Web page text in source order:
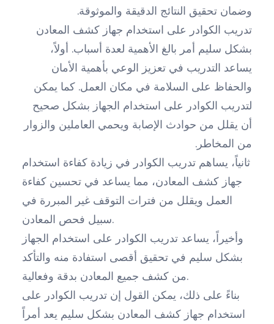
وضمان تحقيق النتائج الدقيقة والموثوقة.
تدريب الكوادر على استخدام جهاز كشف المعادن
بشكل سليم أمر بالغ الأهمية لعدة أسباب. أولاً،
يساعد التدريب في تعزيز الوعي بأهمية الأمان
والحفاظ على السلامة في مكان العمل. كما يمكن
لتدريب الكوادر على استخدام الجهاز بشكل صحيح
أن يقلل من حوادث الإصابة ويحمي العاملين والزوار
من المخاطر.
ثانياً، يساهم تدريب الكوادر في زيادة كفاءة استخدام
جهاز كشف المعادن، مما يساعد في تحسين كفاءة
العمل ويقلل من فترات التوقف غير المبررة في
سبيل فحص المعادن.
وأخيراً، يساعد تدريب الكوادر على استخدام الجهاز
بشكل سليم في تحقيق أقصى استفادة منه والتأكد
من كشف جميع المعادن بدقة وفعالية.
بناءً على ذلك، يمكن القول إن تدريب الكوادر على
استخدام جهاز كشف المعادن بشكل سليم يعد أمراً